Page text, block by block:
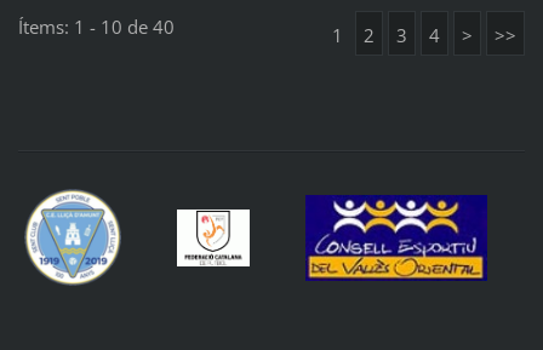
Ítems: 1 - 10 de 40 1 2 3 4 > >>